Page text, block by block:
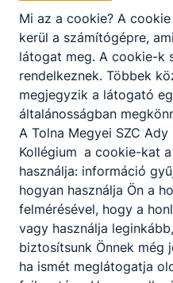
ismeri a kézi,
szerszámokat,
varrattömítő,
illetve üregvédő
ﬁzikai és kémiai
képes fémes és
alkatrészek
eljárásoknak
utókezelni;
javított és
előkészített
javítófényezői
megtervez,
zsírtalanító-,
Mi az a cookie? A
kerül a számítógépre,
látogat meg. A cookie-k
rendelkeznek. Többek
megjegyzik a látogató
általánosságban
A Tolna Megyei SZC
Kollégium a cookie-kat
használja: információ
hogyan használja Ön a
felmérésével, hogy a
vagy használja
biztosítsunk Önnek még
ha ismét meglátogatja